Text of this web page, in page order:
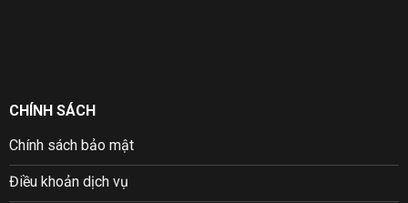
CHÍNH SÁCH
Chính sách bảo mật
Điều khoản dịch vụ